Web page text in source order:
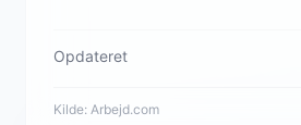
Opdateret
Kilde: Arbejd.com